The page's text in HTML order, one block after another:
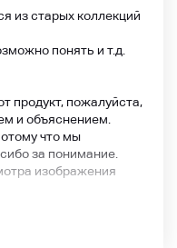
из старых коллекций
понять и т.д.
продукт, пожалуйста,
и объяснением.
что мы
за понимание.
изображения
но для этого